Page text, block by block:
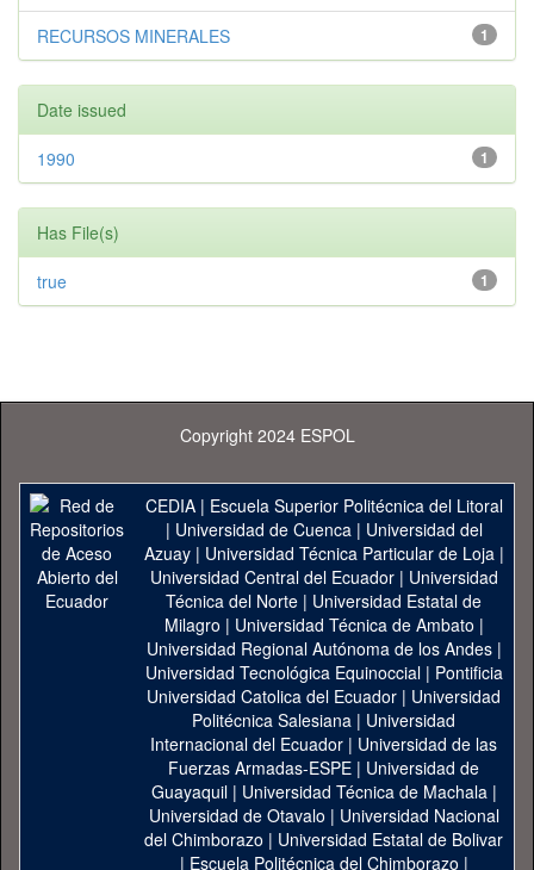
1
RECURSOS MINERALES
Date issued
1
1990
Has File(s)
1
true
Copyright 2024 ESPOL
CEDIA| Escuela Superior Politécnica del Litoral
| Universidad de Cuenca| Universidad del
Azuay| Universidad Técnica Particular de Loja|
Universidad Central del Ecuador| Universidad
Técnica del Norte | Universidad Estatal de
Milagro | Universidad Técnica de Ambato |
Universidad Regional Autónoma de los Andes|
Universidad Tecnológica Equinoccial| Pontificia
Universidad Catolica del Ecuador | Universidad
Politécnica Salesiana | Universidad
Internacional del Ecuador | Universidad de las
Fuerzas Armadas-ESPE | Universidad de
Guayaquil| Universidad Técnica de Machala|
Universidad de Otavalo | Universidad Nacional
del Chimborazo | Universidad Estatal de Bolivar
| Escuela Politécnica del Chimborazo |